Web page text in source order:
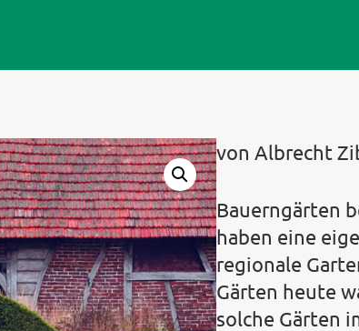
von Albrecht
Bauerngärten
haben eine
regionale
Gärten heute
solche Gärten